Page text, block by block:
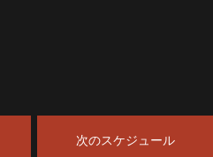
次のスケジュール